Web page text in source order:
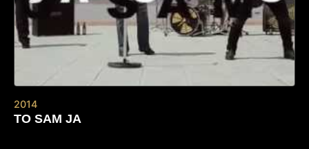
2014
TO SAM JA